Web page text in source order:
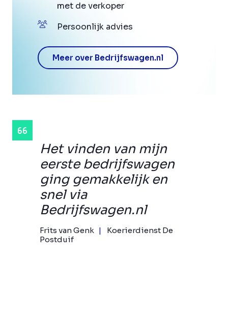
Het vinden van mijn
eerste bedrijfswagen
ging gemakkelijk en
snel via
Bedrijfswagen.nl
Frits van Genk
Koerierdienst De
Postduif
met de verkoper
Persoonlijk advies
Meer over Bedrijfswagen.nl